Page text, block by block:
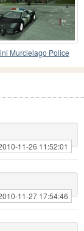
Murcielago Police
11-26 11:52:01
11-27 17:54:46